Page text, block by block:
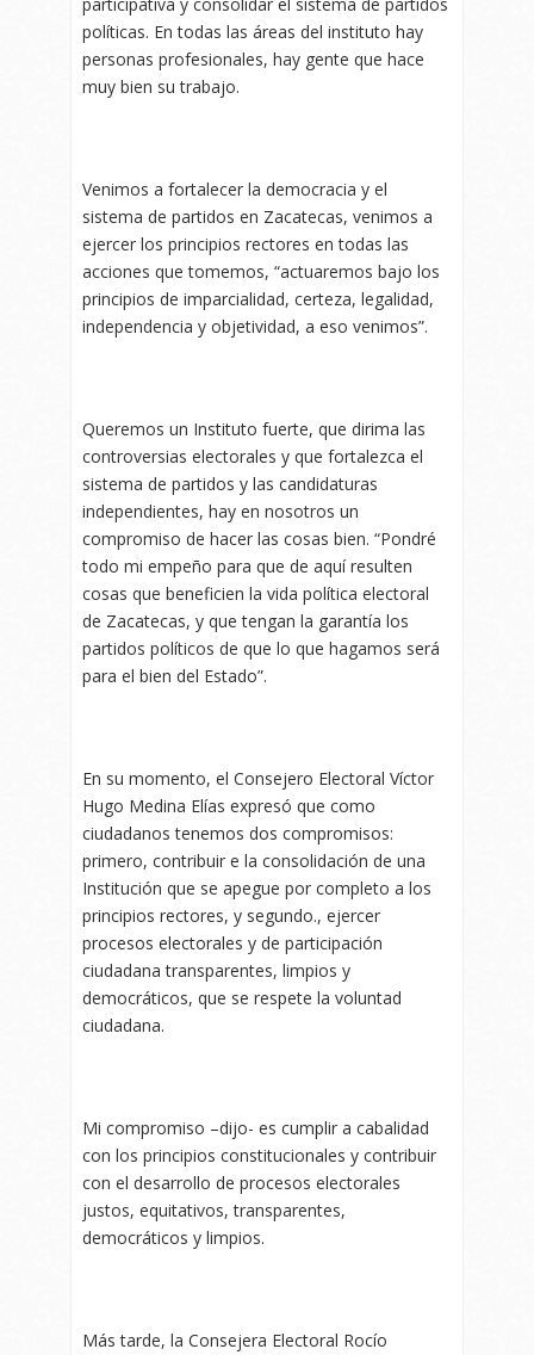
políticas. En todas las áreas del instituto hay
personas profesionales, hay gente que hace
muy bien su trabajo.
Venimos a fortalecer la democracia y el
sistema de partidos en Zacatecas, venimos a
ejercer los principios rectores en todas las
acciones que tomemos, “actuaremos bajo los
principios de imparcialidad, certeza, legalidad,
independencia y objetividad, a eso venimos”.
Queremos un Instituto fuerte, que dirima las
controversias electorales y que fortalezca el
sistema de partidos y las candidaturas
independientes, hay en nosotros un
compromiso de hacer las cosas bien. “Pondré
todo mi empeño para que de aquí resulten
cosas que beneficien la vida política electoral
de Zacatecas, y que tengan la garantía los
partidos políticos de que lo que hagamos será
para el bien del Estado”.
En su momento, el Consejero Electoral Víctor
Hugo Medina Elías expresó que como
ciudadanos tenemos dos compromisos:
primero, contribuir e la consolidación de una
Institución que se apegue por completo a los
principios rectores, y segundo., ejercer
procesos electorales y de participación
ciudadana transparentes, limpios y
democráticos, que se respete la voluntad
ciudadana.
Mi compromiso –dijo- es cumplir a cabalidad
con los principios constitucionales y contribuir
con el desarrollo de procesos electorales
justos, equitativos, transparentes,
democráticos y limpios.
Más tarde, la Consejera Electoral Rocío